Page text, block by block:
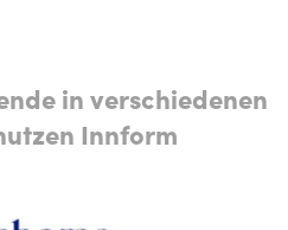
in verschiedenen
Innform